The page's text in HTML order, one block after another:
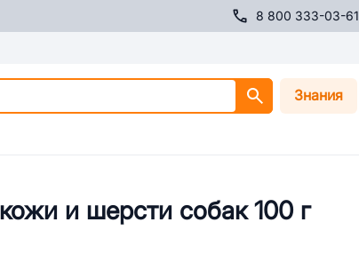
8 800 333-03-61
Знания
и шерсти собак 100 г